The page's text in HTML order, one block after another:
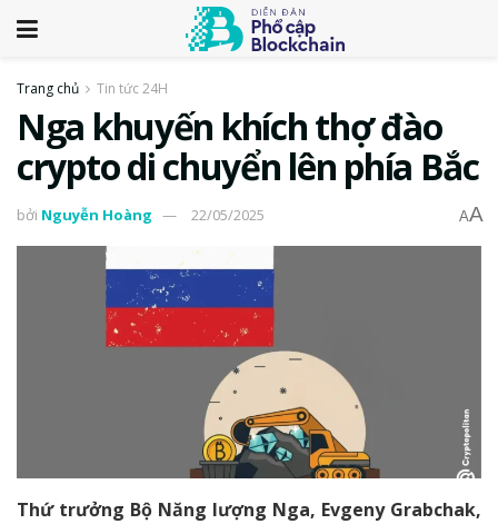
Trang chủ Tin tức 24H
Nga khuyến khích thợ đào
crypto di chuyển lên phía Bắc
bởi Nguyễn Hoàng 22/05/2025 AA
Thứ trưởng Bộ Năng lượng Nga, Evgeny Grabchak,